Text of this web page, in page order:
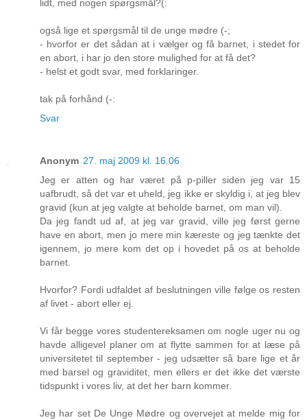
lidt, med nogen spørgsmål?(:
også lige et spørgsmål til de unge mødre (-;
- hvorfor er det sådan at i vælger og få barnet, i stedet for
en abort, i har jo den store mulighed for at få det?
- helst et godt svar, med forklaringer.
tak på forhånd (-:
Svar
Anonym 27. maj 2009 kl. 16.06
Jeg er atten og har været på p-piller siden jeg var 15
uafbrudt, så det var et uheld, jeg ikke er skyldig i, at jeg blev
gravid (kun at jeg valgte at beholde barnet, om man vil).
Da jeg fandt ud af, at jeg var gravid, ville jeg først gerne
have en abort, men jo mere min kæreste og jeg tænkte det
igennem, jo mere kom det op i hovedet på os at beholde
barnet.
Hvorfor? Fordi udfaldet af beslutningen ville følge os resten
af livet - abort eller ej.
Vi får begge vores studentereksamen om nogle uger nu og
havde alligevel planer om at flytte sammen for at læse på
universitetet til september - jeg udsætter så bare lige et år
med barsel og graviditet, men ellers er det ikke det værste
tidspunkt i vores liv, at det her barn kommer.
Jeg har set De Unge Mødre og overvejet at melde mig for